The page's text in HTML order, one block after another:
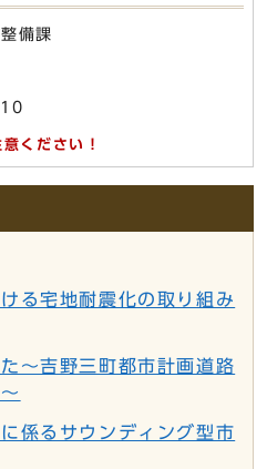
備課
ください！
る宅地耐震化の取り組み
～吉野三町都市計画道路
係るサウンディング型市